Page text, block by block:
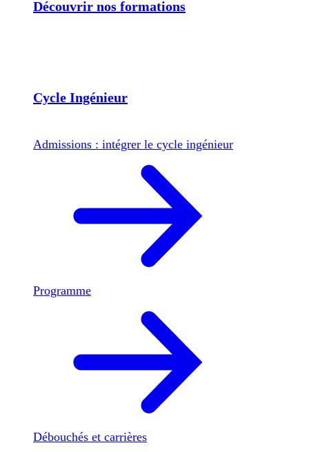
Découvrir nos formations
Cycle Ingénieur
Admissions : intégrer le cycle ingénieur
Programme
Débouchés et carrières